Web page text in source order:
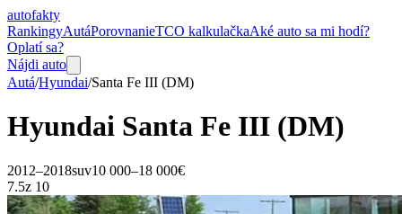
autofakty
RankingyAutáPorovnanieTCO kalkulačkaAké auto sa mi hodí?
Oplatí sa?
Nájdi auto
Autá/Hyundai/Santa Fe III (DM)
Hyundai Santa Fe III (DM)
2012–2018suv10 000–18 000€
7.5z 10